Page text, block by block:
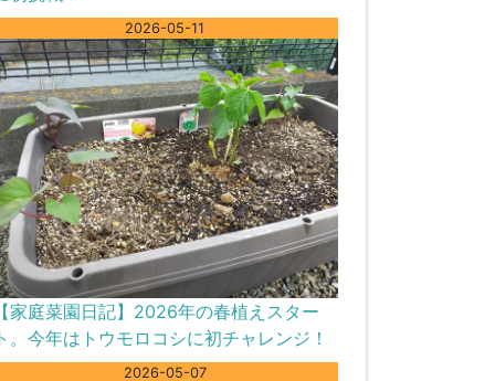
2026-05-11
家庭菜園日記】2026年の春植えスター
。今年はトウモロコシに初チャレンジ！
2026-05-07